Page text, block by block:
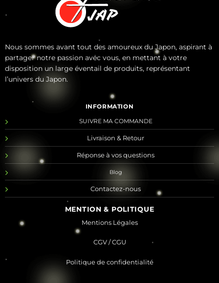
Nous sommes avant tout des amoureux du Japon, aspirant à
partager notre passion avec vous, en mettant à votre
disposition un large éventail de produits, représentant
l’univers du Japon.
INFORMATION
SUIVRE MA COMMANDE
Livraison & Retour
Réponse à vos questions
Blog
Contactez-nous
MENTION & POLITIQUE
Mentions Légales
CGV / CGU
Politique de confidentialité